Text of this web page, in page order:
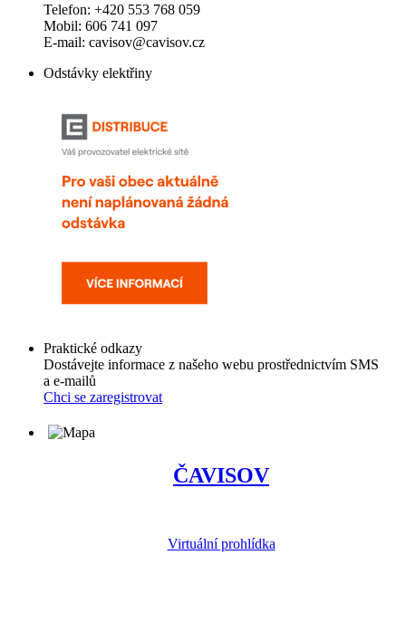
Telefon: +420 553 768 059
Mobil: 606 741 097
E-mail: cavisov@cavisov.cz
Odstávky elektřiny
Praktické odkazy
Dostávejte informace z našeho webu prostřednictvím SMS
a e-mailů
Chci se zaregistrovat
ČAVISOV
Virtuální prohlídka